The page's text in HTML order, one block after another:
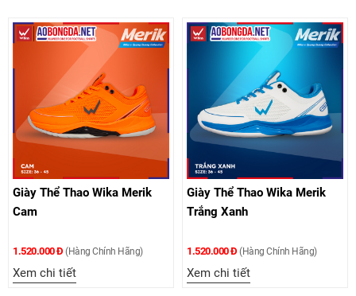
Giày Thể Thao Wika Merik
Cam
1.520.000 Đ (Hàng Chính Hãng)
Xem chi tiết
Giày Thể Thao Wika Merik
Trắng Xanh
1.520.000 Đ (Hàng Chính Hãng)
Xem chi tiết